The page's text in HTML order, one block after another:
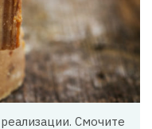
Смочите